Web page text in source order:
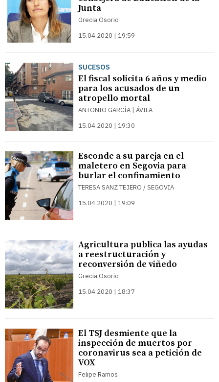
Junta
Grecia Osorio
15.04.2020 | 19:59
SUCESOS
El fiscal solicita 6 años y medio
para los acusados de un
atropello mortal
ANTONIO GARCÍA | ÁVILA
15.04.2020 | 19:30
Esconde a su pareja en el
maletero en Segovia para
burlar el confinamiento
TERESA SANZ TEJERO / SEGOVIA
15.04.2020 | 19:09
Agricultura publica las ayudas
a reestructuración y
reconversión de viñedo
Grecia Osorio
15.04.2020 | 18:37
El TSJ desmiente que la
inspección de muertos por
coronavirus sea a petición de
VOX
Felipe Ramos